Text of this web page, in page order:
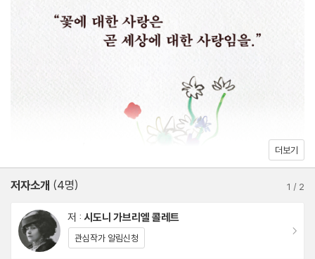
학의 절정, 나아가 프랑스 산문 미학의 전범 중 하나로 뽑힐 수밖에
없는 이유다.
또한 《봄의 이름으로》에는 콜레트의 글을 시각 언어로 번역하듯 식
물에 리듬을 부여한 라울 뒤피의 수채화 14점과 흑연 드로잉 14점,
총 28점이 수록되어 있다. 1951년 호화장정본에 들어 있던 그림들
로, 뒤피는 유려한 선과 화사한 색채로 식물의 감정을 번역하듯 보여
준다. 이 책에서 글과 그림이 펼쳐내는 봄과 초록, 화사한 꽃들의 세
계는 단순히 식물의 표면적 아름다움을 넘어, 그 속에 담긴 감정, 시
든 이에게, 문학과 예술을 통해 세상을 바라보는 모든 이에게 깊은
감동을 선사할 것이다.
아네모네 Anemone
자네트 Jeannettes
쇠발 아룸 L’Arum pied-de-veau
헬레보어 Ellebore
작품 해설_일흔다섯 청춘이 선사하는 꽃다발
그림 해설_라울 뒤피의 정원에서 피어난 콜레트의 문장
시도니 가브리엘 콜레트 연보
더보기
저자소개 (4명) 1 / 2
저 : 시도니 가브리엘 콜레트
관심작가 알림신청